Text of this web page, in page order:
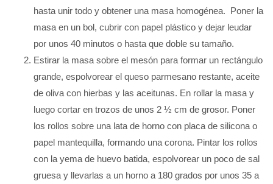
hasta unir todo y obtener una masa homogénea. Poner la
masa en un bol, cubrir con papel plástico y dejar leudar
por unos 40 minutos o hasta que doble su tamaño.
Estirar la masa sobre el mesón para formar un rectángulo
grande, espolvorear el queso parmesano restante, aceite
de oliva con hierbas y las aceitunas. En rollar la masa y
luego cortar en trozos de unos 2 ½ cm de grosor. Poner
los rollos sobre una lata de horno con placa de silicona o
papel mantequilla, formando una corona. Pintar los rollos
con la yema de huevo batida, espolvorear un poco de sal
gruesa y llevarlas a un horno a 180 grados por unos 35 a